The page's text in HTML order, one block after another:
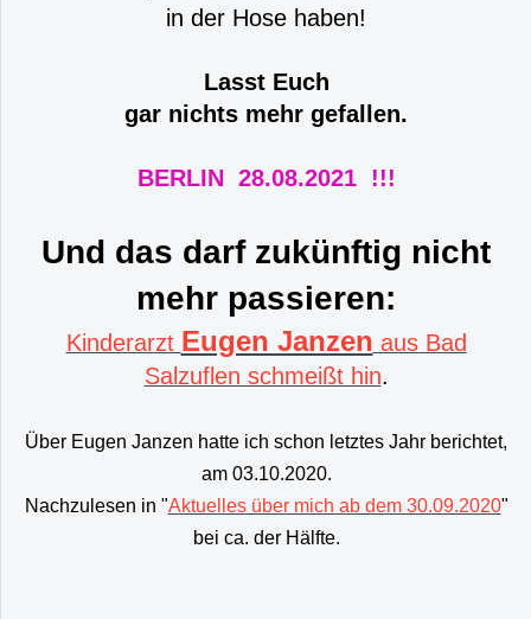
in der Hose haben!
Lasst Euch
gar nichts mehr gefallen.
BERLIN 28.08.2021 !!!
Und das darf zukünftig nicht
mehr passieren:
Kinderarzt Eugen Janzen aus Bad
Salzuflen schmeißt hin.
Über Eugen Janzen hatte ich schon letztes Jahr berichtet,
am 03.10.2020.
Nachzulesen in "Aktuelles über mich ab dem 30.09.2020"
bei ca. der Hälfte.